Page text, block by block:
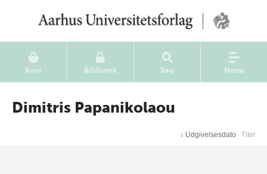
Kurv Bibliotek Søg Menu
Dimitris Papanikolaou
↓ Udgivelsesdato Titel